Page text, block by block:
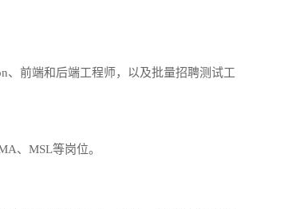
、前端和后端工程师，以及批量招聘测试工
、MSL等岗位。